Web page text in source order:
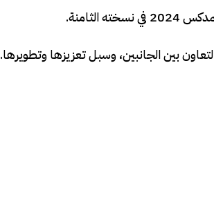
بين الجانبين، وسبل تعزيزها وتطويرها.